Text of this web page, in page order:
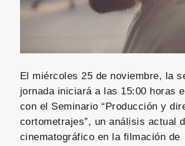
El miércoles 25 de noviembre, la
jornada iniciará a las 15:00 horas
con el Seminario “Producción y
cortometrajes”, un análisis actual
cinematográfico en la filmación de